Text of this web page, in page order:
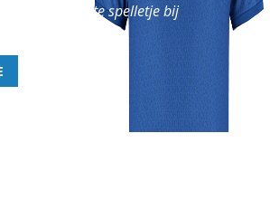
van het leukste spelletje bij